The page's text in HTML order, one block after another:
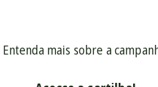
Entenda mais sobre a